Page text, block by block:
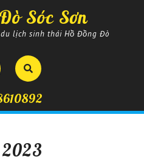
Sóc Sơn
lịch sinh thái Hồ Đồng Đò
Open
Button